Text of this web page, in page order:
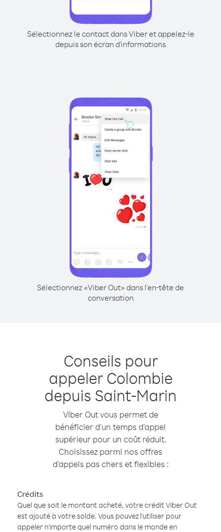
Sélectionnez le contact dans Viber et appelez-le
depuis son écran d'informations
Sélectionnez «Viber Out» dans l'en-tête de
conversation
Conseils pour
appeler Colombie
depuis Saint-Marin
Viber Out vous permet de
bénéficier d'un temps d'appel
supérieur pour un coût réduit.
Choisissez parmi nos offres
d'appels pas chers et flexibles :
Crédits
Quel que soit le montant acheté, votre crédit Viber Out
est ajouté à votre solde. Vous pouvez l'utiliser pour
appeler n'importe quel numéro dans le monde en